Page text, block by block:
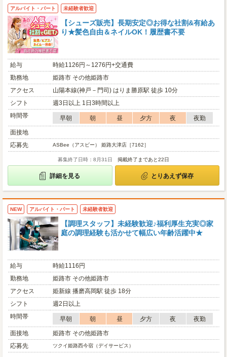
アルバイト・パート 未経験者歓迎
【シューズ販売】長期安定◎お得な社割&有給あ
り★髪色自由＆ネイルOK！履歴書不要
給与
時給1126円～1276円+交通費
勤務地
姫路市 その他姫路市
アクセス
山陽本線(神戸－門司) はりま勝原駅 徒歩 10分
シフト
週3日以上 1日3時間以上
時間帯
早朝 朝 昼 夕方 夜
夜勤
面接地
応募先
ASBee（アスビー） 姫路大津店［7162］
募集終了日時：8月31日 掲載終了まであと22日
詳細を見る とりあえず保存
NEW アルバイト・パート 未経験者歓迎
【調理スタッフ】未経験歓迎♪福利厚生充実◎家
庭の調理経験も活かせて幅広い年齢活躍中★
給与
時給1116円
勤務地
姫路市 その他姫路市
アクセス
姫新線 播磨高岡駅 徒歩 18分
シフト
週2日以上
時間帯
早朝 朝 昼 夕方 夜
夜勤
面接地
姫路市 その他姫路市
応募先
ツクイ姫路西今宿（デイサービス）